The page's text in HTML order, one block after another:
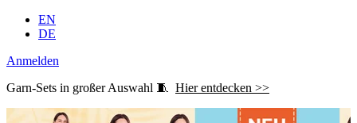
EN
DE
Anmelden
Garn-Sets in großer Auswahl 🧵 Hier entdecken >>